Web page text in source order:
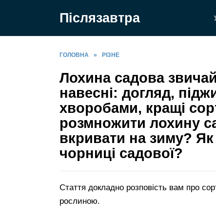
Післязавтра
ГОЛОВНА » РІЗНЕ
Лохина садова
навесні: догляд,
хворобами, кращі
розмножити лохину
вкривати на зиму?
чорниці садової?
Стаття докладно розповість вам про
рослиною.